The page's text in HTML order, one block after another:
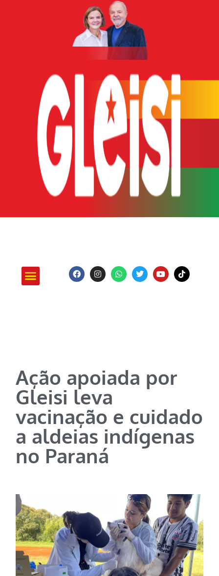
Ação apoiada por
Gleisi leva
vacinação e cuidado
a aldeias indígenas
no Paraná